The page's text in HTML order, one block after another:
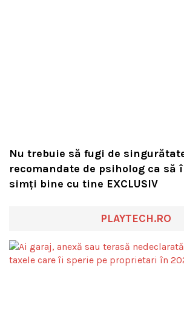
Nu trebuie să fugi de
recomandate de psiholog ca să
simți bine cu tine EXCLUSIV
PLAYTECH.RO